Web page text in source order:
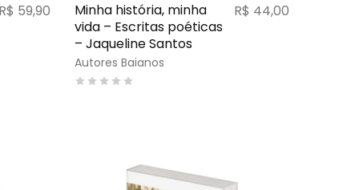
59,90
Autores Baianos
Minha história, minha
vida – Escritas poéticas
– Jaqueline Santos
R$ 44,00